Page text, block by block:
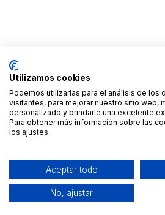
Utilizamos cookies
Podemos utilizarlas para el análisis de los
visitantes, para mejorar nuestro sitio web,
personalizado y brindarle una excelente
Para obtener más información sobre las
los ajustes.
Aceptar todo
No, ajustar